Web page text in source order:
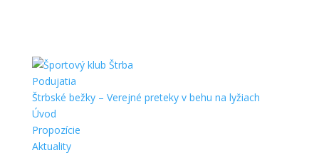
Podujatia
Štrbské bežky – Verejné preteky v behu na lyžiach
Úvod
Propozície
Aktuality